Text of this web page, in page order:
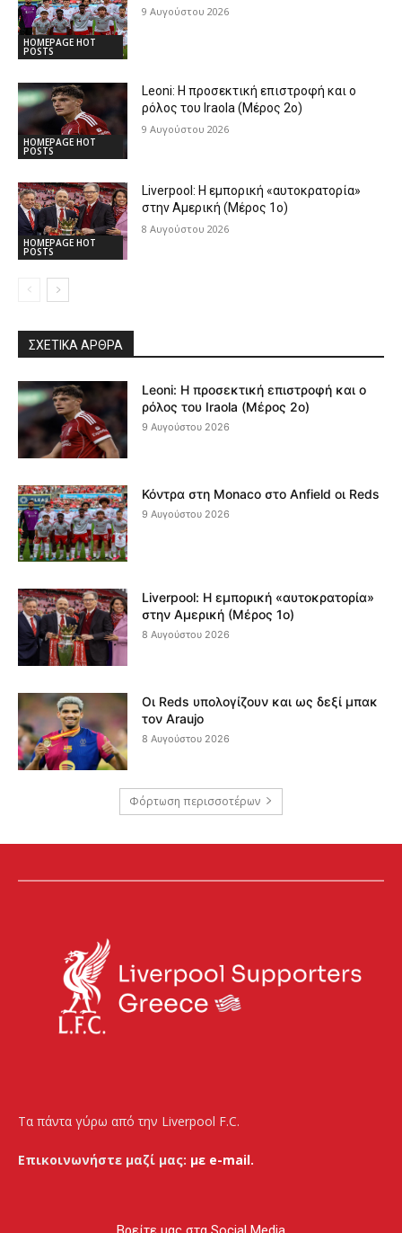
HOMEPAGE HOT
POSTS
9 Αυγούστου 2026
HOMEPAGE HOT
POSTS
Leoni: Η προσεκτική επιστροφή και ο
ρόλος του Iraola (Μέρος 2ο)
9 Αυγούστου 2026
HOMEPAGE HOT
POSTS
Liverpool: Η εμπορική «αυτοκρατορία»
στην Αμερική (Μέρος 1ο)
8 Αυγούστου 2026
ΣΧΕΤΙΚΆ ΆΡΘΡΑ
Leoni: Η προσεκτική επιστροφή και ο
ρόλος του Iraola (Μέρος 2ο)
9 Αυγούστου 2026
Κόντρα στη Monaco στο Anfield οι Reds
9 Αυγούστου 2026
Liverpool: Η εμπορική «αυτοκρατορία»
στην Αμερική (Μέρος 1ο)
8 Αυγούστου 2026
Οι Reds υπολογίζουν και ως δεξί μπακ
τον Araujo
8 Αυγούστου 2026
Φόρτωση περισσοτέρων
Τα πάντα γύρω από την Liverpool F.C.
Επικοινωνήστε μαζί μας: με e-mail.